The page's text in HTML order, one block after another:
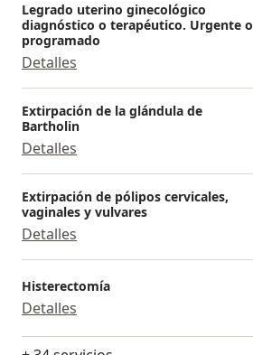
Legrado uterino ginecológico
diagnóstico o terapéutico. Urgente o
programado
Detalles
Extirpación de la glándula de
Bartholin
Detalles
Extirpación de pólipos cervicales,
vaginales y vulvares
Detalles
Histerectomía
Detalles